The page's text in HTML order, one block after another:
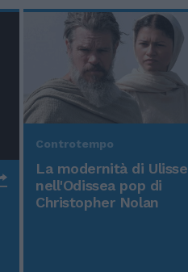
Controtempo
La modernità di Ulisse
nell'Odissea pop di
Christopher Nolan